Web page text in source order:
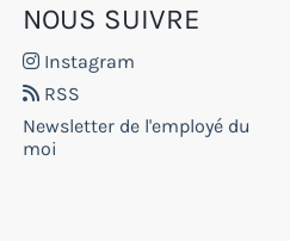
NOUS SUIVRE
Instagram
RSS
Newsletter de l'employé du
moi